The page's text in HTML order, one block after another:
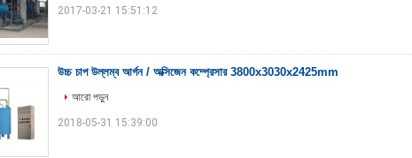
2017-03-21 15:51:12
উচ্চ চাপ উল্লম্ব আর্গন / অক্সিজেন কম্প্রেসার 3800x3030x2425mm
আরো পড়ুন
2018-05-31 15:39:00